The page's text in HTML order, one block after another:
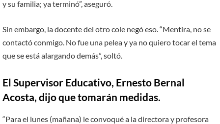
y su familia; ya terminó”, aseguró.
Sin embargo, la docente del otro cole negó eso. “Mentira, no se
contactó conmigo. No fue una pelea y ya no quiero tocar el tema
que se está alargando demás”, soltó.
El Supervisor Educativo, Ernesto Bernal
Acosta, dijo que tomarán medidas.
“Para el lunes (mañana) le convoqué a la directora y profesora